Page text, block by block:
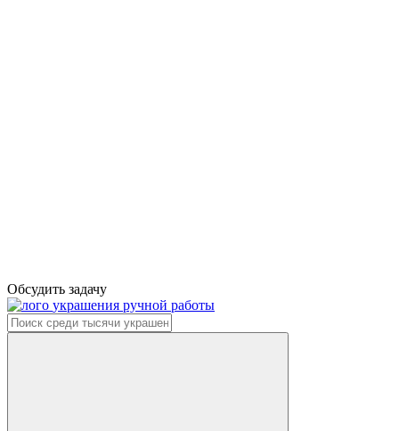
Обсудить задачу
украшения ручной работы